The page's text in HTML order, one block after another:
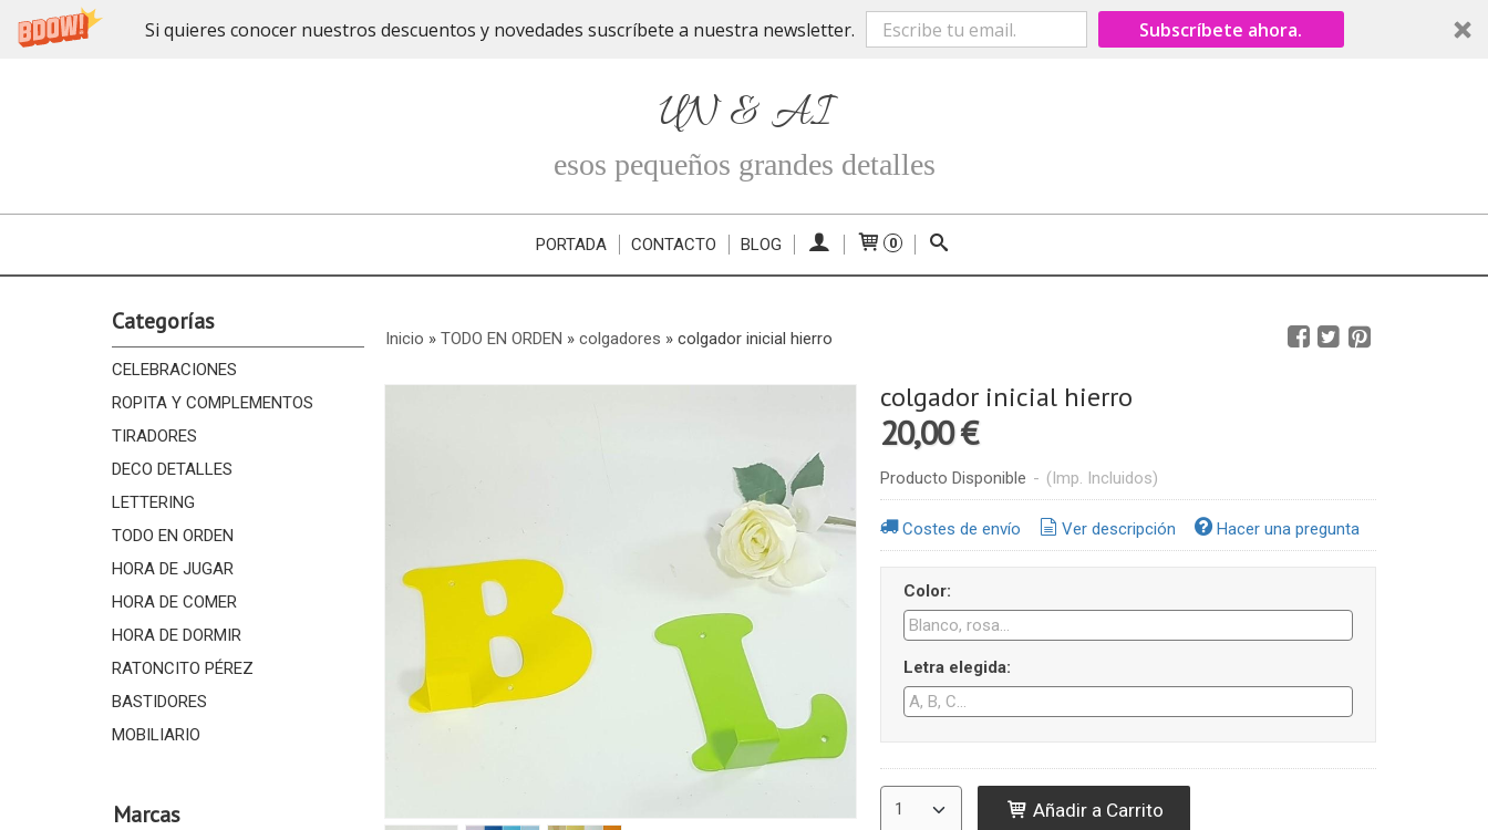
Si quieres conocer nuestros descuentos y novedades suscríbete a nuestra newsletter. Subscríbete ahora.
UN & AI
esos pequeños grandes detalles
PORTADA CONTACTO BLOG 0
Categorías
CELEBRACIONES
ROPITA Y COMPLEMENTOS
TIRADORES
DECO DETALLES
LETTERING
TODO EN ORDEN
HORA DE JUGAR
HORA DE COMER
HORA DE DORMIR
RATONCITO PÉREZ
BASTIDORES
MOBILIARIO
Marcas
Inicio » TODO EN ORDEN » colgadores » colgador inicial hierro
colgador inicial hierro
20,00 €
Producto Disponible - (Imp. Incluidos)
Costes de envío Ver descripción Hacer una pregunta
Color:
Letra elegida:
Añadir a Carrito